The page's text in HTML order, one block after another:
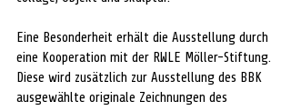
Eine Besonderheit erhält die Ausstellung durch
eine Kooperation mit der RWLE Möller-Stiftung.
Diese wird zusätzlich zur Ausstellung des BBK
ausgewählte originale Zeichnungen des